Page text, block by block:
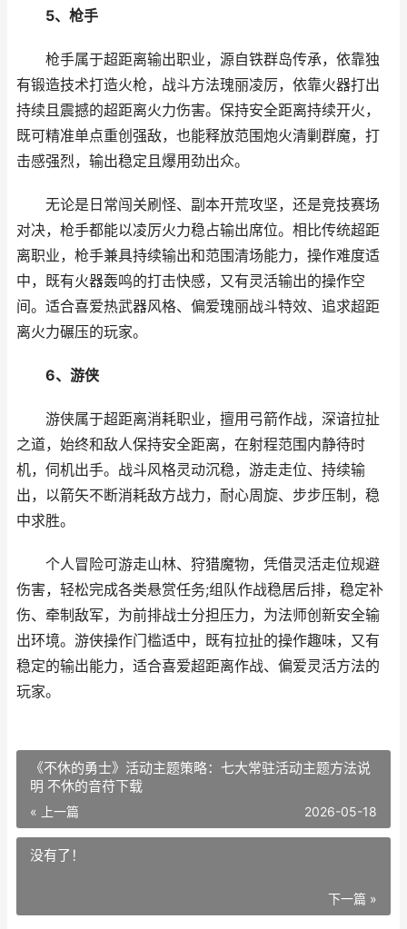
5、枪手
枪手属于超距离输出职业，源自铁群岛传承，依靠独
有锻造技术打造火枪，战斗方法瑰丽凌厉，依靠火器打出
持续且震撼的超距离火力伤害。保持安全距离持续开火，
既可精准单点重创强敌，也能释放范围炮火清剿群魔，打
击感强烈，输出稳定且爆用劲出众。
无论是日常闯关刷怪、副本开荒攻坚，还是竞技赛场
对决，枪手都能以凌厉火力稳占输出席位。相比传统超距
离职业，枪手兼具持续输出和范围清场能力，操作难度适
中，既有火器轰鸣的打击快感，又有灵活输出的操作空
间。适合喜爱热武器风格、偏爱瑰丽战斗特效、追求超距
离火力碾压的玩家。
6、游侠
游侠属于超距离消耗职业，擅用弓箭作战，深谙拉扯
之道，始终和敌人保持安全距离，在射程范围内静待时
机，伺机出手。战斗风格灵动沉稳，游走走位、持续输
出，以箭矢不断消耗敌方战力，耐心周旋、步步压制，稳
中求胜。
个人冒险可游走山林、狩猎魔物，凭借灵活走位规避
伤害，轻松完成各类悬赏任务;组队作战稳居后排，稳定补
伤、牵制敌军，为前排战士分担压力，为法师创新安全输
出环境。游侠操作门槛适中，既有拉扯的操作趣味，又有
稳定的输出能力，适合喜爱超距离作战、偏爱灵活方法的
玩家。
《不休的勇士》活动主题策略：七大常驻活动主题方法说
明 不休的音苻下载
« 上一篇 2026-05-18
没有了！
下一篇 »